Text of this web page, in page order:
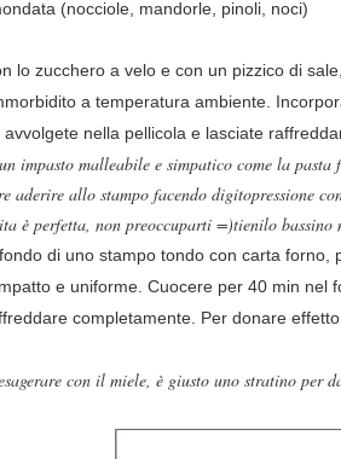
(nocciole, mandorle, pinoli, noci)
lo zucchero a velo e con un pizzico di
a temperatura ambiente.
nella pellicola e lasciate
impasto malleabile e simpatico come la
aderire allo stampo facendo digitopressione
è perfetta, non preoccuparti =)tienilo bassino
di uno stampo tondo con carta
e uniforme. Cuocere per 40 min nel
completamente. Per donare
con il miele, è giusto uno stratino per